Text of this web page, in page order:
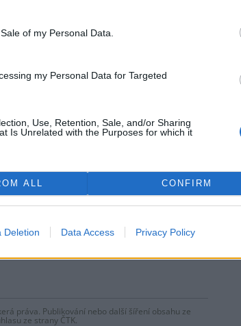
of my Personal Data.
my Personal Data for Targeted
Use, Retention, Sale, and/or Sharing
Is Unrelated with the Purposes for which it
ALL CONFIRM
Deletion Data Access Privacy Policy
práva. Publikování nebo další šíření obsahu ze
ze strany ČTK.